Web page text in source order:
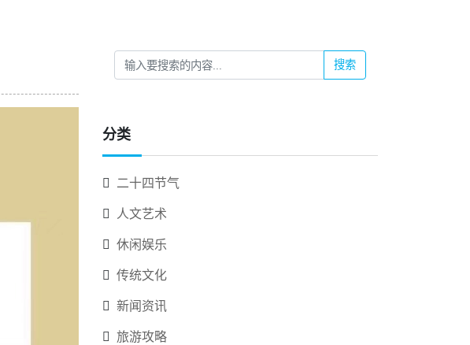
搜索
分类
二十四节气
人文艺术
休闲娱乐
传统文化
新闻资讯
旅游攻略